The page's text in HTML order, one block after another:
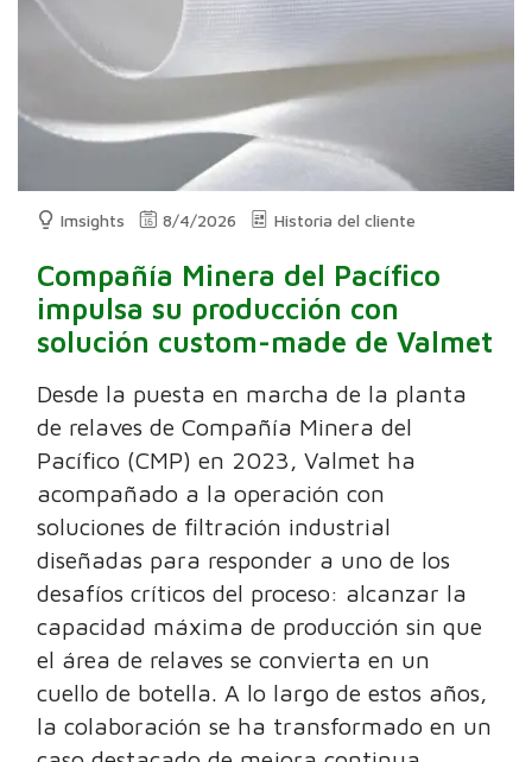
Imsights 8/4/2026 Historia del cliente
Compañía Minera del Pacífico
impulsa su producción con
solución custom-made de Valmet
Desde la puesta en marcha de la planta
de relaves de Compañía Minera del
Pacífico (CMP) en 2023, Valmet ha
acompañado a la operación con
soluciones de filtración industrial
diseñadas para responder a uno de los
desafíos críticos del proceso: alcanzar la
capacidad máxima de producción sin que
el área de relaves se convierta en un
cuello de botella. A lo largo de estos años,
la colaboración se ha transformado en un